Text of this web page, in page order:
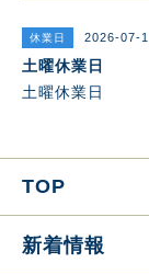
休業日 2026-07-
土曜休業日
土曜休業日
TOP
新着情報